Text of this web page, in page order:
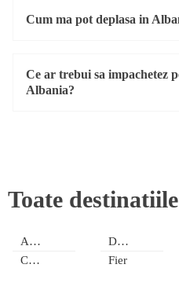
Cum ma pot deplasa in
Ce ar trebui sa impachetez
Albania?
Toate
Albania de Sud
Continentala
Durrës
Fier